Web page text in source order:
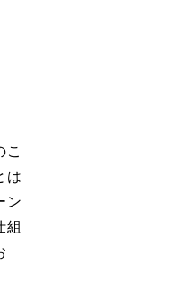
こ
は
ン
組